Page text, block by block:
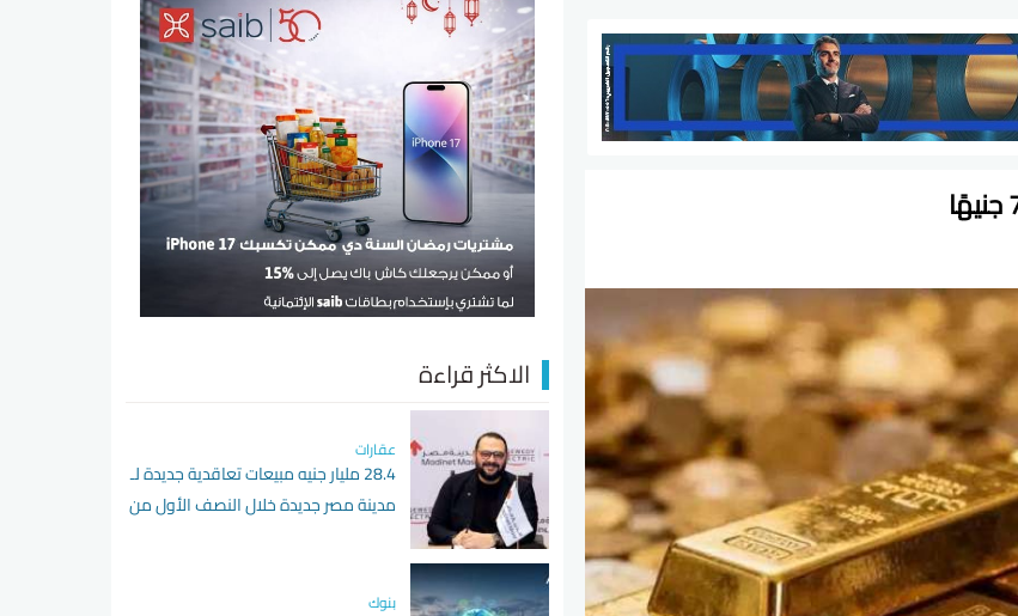
الاكثر قراءة
عقارات
28.4 مليار جنيه مبيعات تعاقدية جديدة لـ
مدينة مصر جديدة خلال النصف الأول من
بنوك